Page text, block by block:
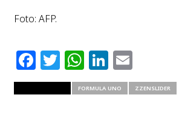
Foto: AFP.
Facebook
Twitter
WhatsApp
LinkedIn
Email
FORMULA UNO ZZENSLIDER